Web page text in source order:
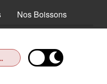
Nos Boissons